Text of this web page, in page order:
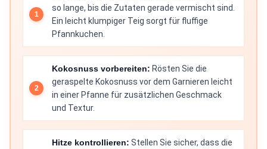
so lange, bis die Zutaten gerade vermischt sind.
Ein leicht klumpiger Teig sorgt für fluffige
Pfannkuchen.
Kokosnuss vorbereiten: Rösten Sie die
geraspelte Kokosnuss vor dem Garnieren leicht
in einer Pfanne für zusätzlichen Geschmack
und Textur.
Hitze kontrollieren: Stellen Sie sicher, dass die